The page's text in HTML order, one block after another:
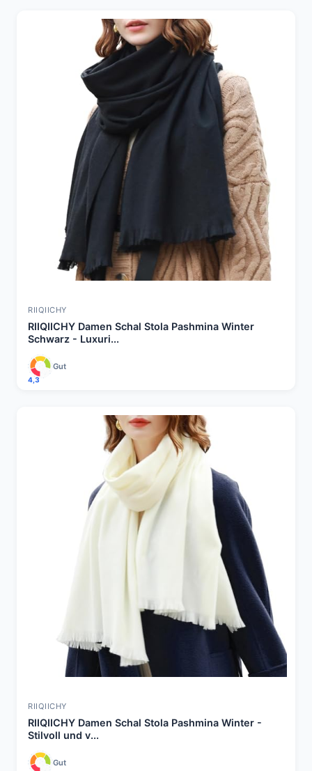
RIIQIICHY
RIIQIICHY Damen Schal Stola Pashmina Winter
Schwarz - Luxuri...
4,3
Gut
RIIQIICHY
RIIQIICHY Damen Schal Stola Pashmina Winter -
Stilvoll und v...
Gut